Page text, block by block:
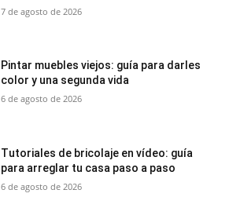
7 de agosto de 2026
Pintar muebles viejos: guía para darles
color y una segunda vida
6 de agosto de 2026
Tutoriales de bricolaje en vídeo: guía
para arreglar tu casa paso a paso
6 de agosto de 2026